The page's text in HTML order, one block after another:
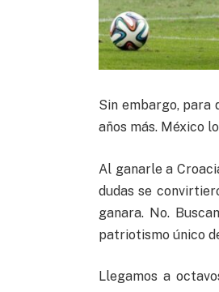
Sin embargo, para
años más. México
Al ganarle a
dudas se
ganara. No.
patriotismo único
Llegamos a